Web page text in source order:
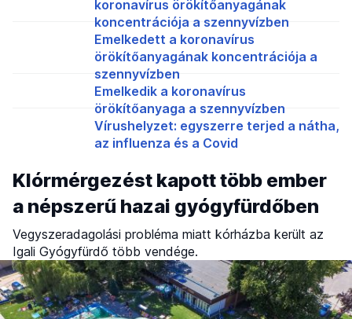
koronavírus örökítőanyagának
koncentrációja a szennyvízben
Emelkedett a koronavírus
örökítőanyagának koncentrációja a
szennyvízben
Emelkedik a koronavírus
örökítőanyaga a szennyvízben
Vírushelyzet: egyszerre terjed a nátha,
az influenza és a Covid
Klórmérgezést kapott több ember
a népszerű hazai gyógyfürdőben
Vegyszeradagolási probléma miatt kórházba került az
Igali Gyógyfürdő több vendége.